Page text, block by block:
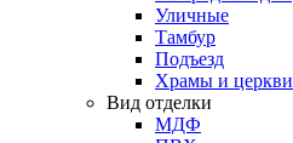
Уличные
Тамбур
Подъезд
Храмы и церкви
Вид отделки
МДФ